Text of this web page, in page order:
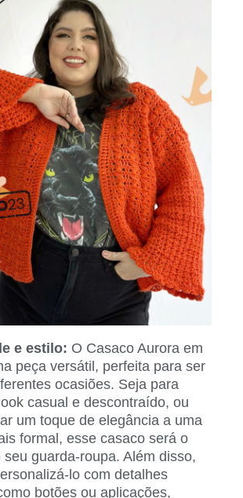
e estilo: O Casaco Aurora em
peça versátil, perfeita para ser
ocasiões. Seja para
casual e descontraído, ou
um toque de elegância a uma
formal, esse casaco será o
guarda-roupa. Além disso,
lo com detalhes
botões ou aplicações,